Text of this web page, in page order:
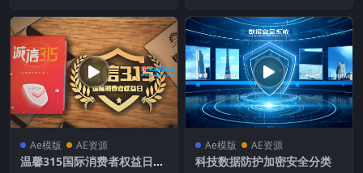
Ae模版 AE资源
温馨315国际消费者权益日AE
Ae模版 AE资源
科技数据防护加密安全分类